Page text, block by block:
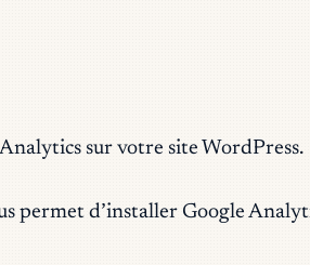
sur votre site WordPress.
d’installer Google